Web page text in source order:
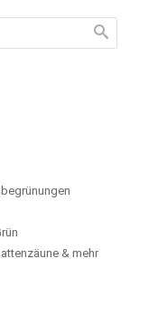
& mehr